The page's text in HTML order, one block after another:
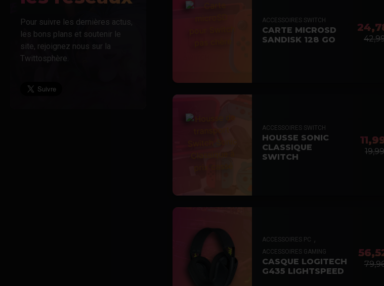
Xbox One
Livres et guides
Comics
Manga
Pour suivre les dernières actus,
les bons plans et soutenir le
site, rejoignez nous sur la
Twittosphère.
ACCESSOIRES SWITCH
CARTE MICROSD
SANDISK 128 GO
ACCESSOIRES SWITCH
HOUSSE SONIC
CLASSIQUE
SWITCH
ACCESSOIRES PC
ACCESSOIRES GAMING
CASQUE LOGITECH
G435 LIGHTSPEED